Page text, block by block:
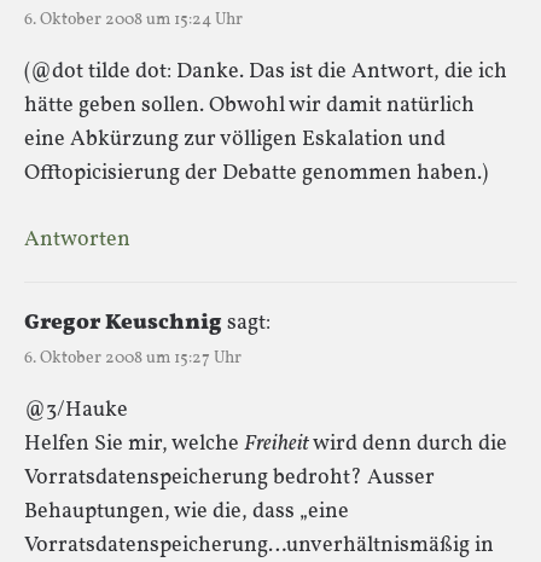
6. Oktober 2008 um 15:24 Uhr
(@dot tilde dot: Danke. Das ist die Antwort, die ich
hätte geben sollen. Obwohl wir damit natürlich
eine Abkürzung zur völligen Eskalation und
Offtopicisierung der Debatte genommen haben.)
Antworten
Gregor Keuschnigsagt:
6. Oktober 2008 um 15:27 Uhr
@3/Hauke
Helfen Sie mir, welche Freiheitwird denn durch die
Vorratsdatenspeicherung bedroht? Ausser
Behauptungen, wie die, dass „eine
Vorratsdatenspeicherung…unverhältnismäßig in